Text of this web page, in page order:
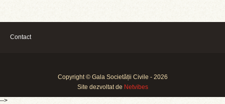
Contact
Copyright © Gala Societății Civile - 2026
Site dezvoltat de Netvibes
-->